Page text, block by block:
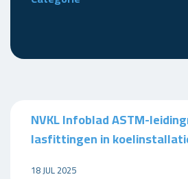
NVKL Infoblad ASTM-
lasfittingen in
18 JUL 2025